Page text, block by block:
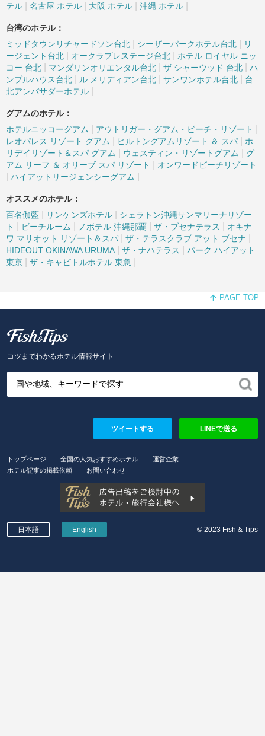
テル
名古屋 ホテル 大阪 ホテル 沖縄 ホテル
台湾のホテル：
ミッドタウンリチャードソン台北
シーザーパークホテル台北
リ
ージェント台北
オークラプレステージ台北
ホテル ロイヤル ニッ
コー 台北
マンダリンオリエンタル台北 ザ シャーウッド 台北
ハ
ンブルハウス台北
ル メリディアン台北 サンワンホテル台北
台
北アンバサダーホテル
グアムのホテル：
ホテルニッコーグアム
アウトリガー・グアム・ビーチ・リゾート
レオパレス リゾート グアム ヒルトングアムリゾート ＆ スパ
ホ
リデイリゾート＆スパ グアム
ウェスティン・リゾートグアム
グ
アム リーフ ＆ オリーブ スパ リゾート
オンワードビーチリゾート
ハイアットリージェンシーグアム
オススメのホテル：
百名伽藍
リンケンズホテル
シェラトン沖縄サンマリーナリゾー
ト
ビーチルーム ノボテル 沖縄那覇 ザ・ブセナテラス
オキナ
ワ マリオット リゾート＆スパ
ザ・テラスクラブ アット ブセナ
HIDEOUT OKINAWA URUMA ザ・ナハテラス
パーク ハイアット
東京
ザ・キャピトルホテル 東急
PAGE TOP
コツまでわかるホテル情報サイト
ツイートする LINEで送る
トップページ 全国の人気おすすめホテル
運営企業
ホテル記事の掲載依頼
お問い合わせ
日本語 English © 2023 Fish & Tips